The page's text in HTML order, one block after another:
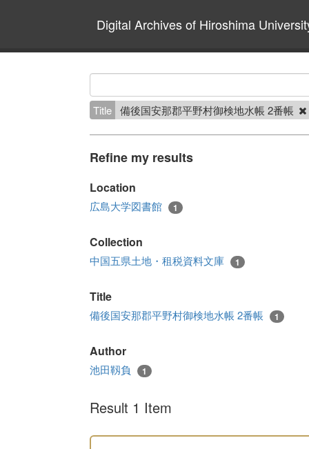
Digital Archives of Hiroshima
Title 備後国安那郡平野村御検地水帳 2番帳
Refine my results
Location
広島大学図書館 1
Collection
中国五県土地・租税資料文庫 1
Title
備後国安那郡平野村御検地水帳 2番帳 1
Author
池田靱負 1
Result 1 Item